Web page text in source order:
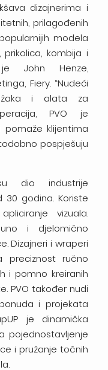
dizajnerima i
prilagođenih
modela
prikolica, kombija i
John Henze,
Fiery. “Nudeći
i alata za
PVO je
pomaže klijentima
pospješuju
dio industrije
30 godina. Koriste
vizuala.
i djelomično
Dizajneri i wraperi
preciznost ručno
i pomno kreiranih
PVO također nudi
i projekata
je dinamička
pojednostavljenje
i pružanje točnih